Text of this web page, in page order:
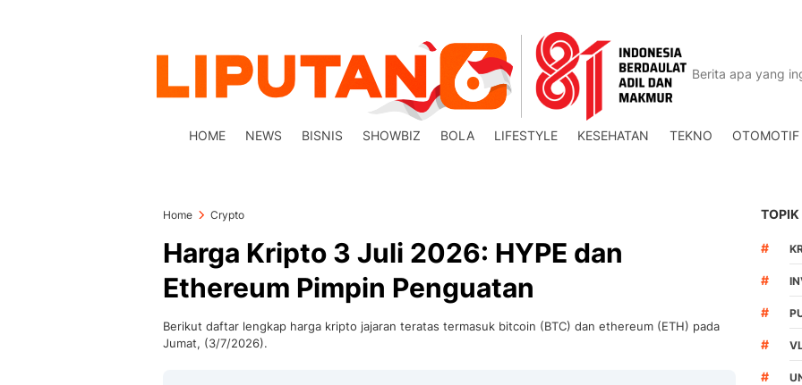
HOME NEWS BISNIS SHOWBIZ BOLA LIFESTYLE KESEHATAN TEKNO OTOMOTIF
Home Crypto
Harga Kripto 3 Juli 2026: HYPE dan
Ethereum Pimpin Penguatan
Berikut daftar lengkap harga kripto jajaran teratas termasuk bitcoin (BTC) dan ethereum (ETH) pada
Jumat, (3/7/2026).
TOPIK
#
#
#
#
#